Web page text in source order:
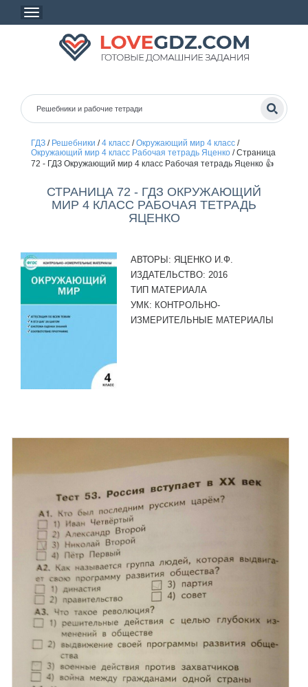
ГДЗ/ Решебники /4 класс/Окружающий мир 4 класс/
Окружающий мир 4 класс Рабочая тетрадь Яценко/Страница
72 - ГДЗ Окружающий мир 4 класс Рабочая тетрадь Яценко 👍
СТРАНИЦА 72 - ГДЗ ОКРУЖАЮЩИЙ
МИР 4 КЛАСС РАБОЧАЯ ТЕТРАДЬ
ЯЦЕНКО
АВТОРЫ: ЯЦЕНКО И.Ф.
ИЗДАТЕЛЬСТВО: 2016
ТИП МАТЕРИАЛА
УМК: КОНТРОЛЬНО-
ИЗМЕРИТЕЛЬНЫЕ МАТЕРИАЛЫ